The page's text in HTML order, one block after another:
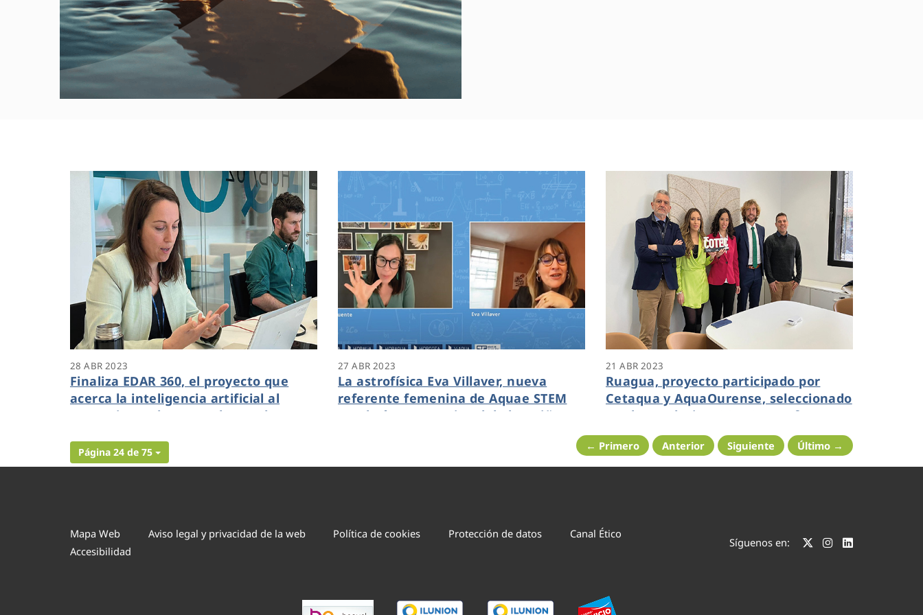
28 ABR 2023
Finaliza EDAR 360, el proyecto que
acerca la inteligencia artificial al
tratamiento de aguas depuradas en
27 ABR 2023
La astrofísica Eva Villaver, nueva
referente femenina de Aquae STEM
en el Día Internacional de las Niñas
21 ABR 2023
Ruagua, proyecto participado por
Cetaqua y AquaOurense, seleccionado
por la Fundacion COTEC para formar
parte de los Proyectos DEMOS
Página 24 de 75 ← Primero Anterior Siguiente Último →
Mapa Web Aviso legal y privacidad de la web Política de cookies Protección de datos
Canal Ético
Accesibilidad
Síguenos en: